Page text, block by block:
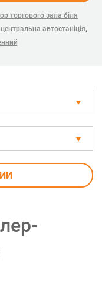
торгового зала біля
автостаніція,